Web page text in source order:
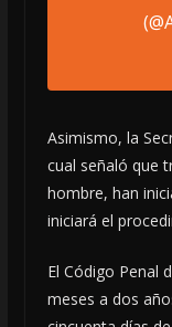
Asimismo, la
cual señaló que
hombre, han
iniciará el
El Código Penal
meses a dos